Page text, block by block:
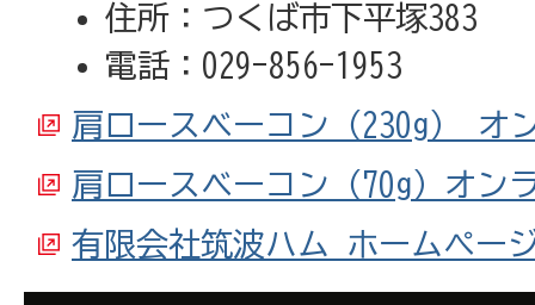
住所：つくば市下平塚383
電話：029-856-1953
肩ロースベーコン（230g） オ
肩ロースベーコン（70g）オン
有限会社筑波ハム ホームペー